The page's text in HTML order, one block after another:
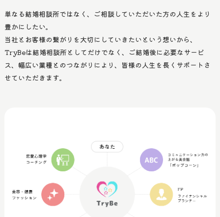
単なる結婚相談所ではなく、ご相談していただいた方の人生をより
豊かにしたい。
当社とお客様の繋がりを大切にしていきたいという想いから、
TryBeは結婚相談所としてだけでなく、ご結婚後に必要なサービ
ス、幅広い業種とのつながりにより、 皆様の人生を長くサポートさ
せていただきます。